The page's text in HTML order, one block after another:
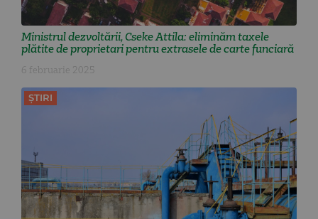
Ministrul dezvoltării, Cseke Attila: eliminăm taxele
plătite de proprietari pentru extrasele de carte funciară
6 februarie 2025
ȘTIRI